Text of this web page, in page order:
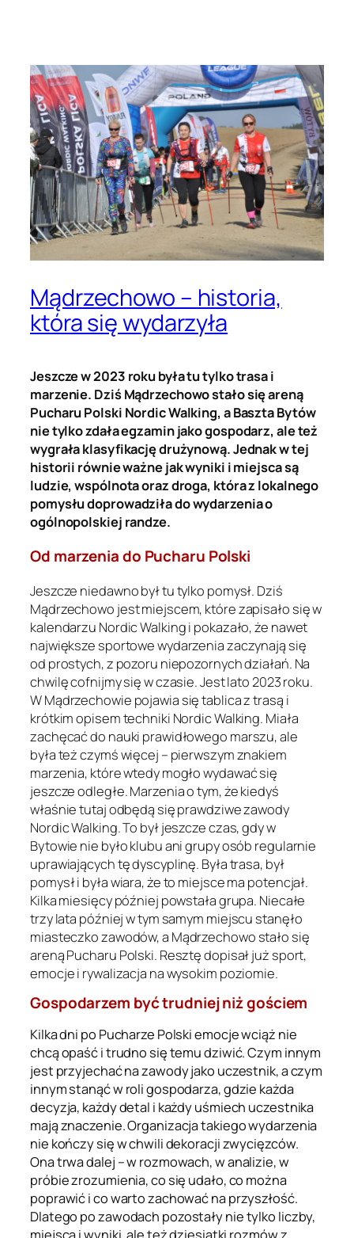
treści
Mądrzechowo – historia,
która się wydarzyła
Jeszcze w 2023 roku była tu tylko trasa i
marzenie. Dziś Mądrzechowo stało się areną
Pucharu Polski Nordic Walking, a Baszta Bytów
nie tylko zdała egzamin jako gospodarz, ale też
wygrała klasyfikację drużynową. Jednak w tej
historii równie ważne jak wyniki i miejsca są
ludzie, wspólnota oraz droga, która z lokalnego
pomysłu doprowadziła do wydarzenia o
ogólnopolskiej randze.
Od marzenia do Pucharu Polski
Jeszcze niedawno był tu tylko pomysł. Dziś
Mądrzechowo jest miejscem, które zapisało się w
kalendarzu Nordic Walking i pokazało, że nawet
największe sportowe wydarzenia zaczynają się
od prostych, z pozoru niepozornych działań. Na
chwilę cofnijmy się w czasie. Jest lato 2023 roku.
W Mądrzechowie pojawia się tablica z trasą i
krótkim opisem techniki Nordic Walking. Miała
zachęcać do nauki prawidłowego marszu, ale
była też czymś więcej – pierwszym znakiem
marzenia, które wtedy mogło wydawać się
jeszcze odległe. Marzenia o tym, że kiedyś
właśnie tutaj odbędą się prawdziwe zawody
Nordic Walking. To był jeszcze czas, gdy w
Bytowie nie było klubu ani grupy osób regularnie
uprawiających tę dyscyplinę. Była trasa, był
pomysł i była wiara, że to miejsce ma potencjał.
Kilka miesięcy później powstała grupa. Niecałe
trzy lata później w tym samym miejscu stanęło
miasteczko zawodów, a Mądrzechowo stało się
areną Pucharu Polski. Resztę dopisał już sport,
emocje i rywalizacja na wysokim poziomie.
Gospodarzem być trudniej niż gościem
Kilka dni po Pucharze Polski emocje wciąż nie
chcą opaść i trudno się temu dziwić. Czym innym
jest przyjechać na zawody jako uczestnik, a czym
innym stanąć w roli gospodarza, gdzie każda
decyzja, każdy detal i każdy uśmiech uczestnika
mają znaczenie. Organizacja takiego wydarzenia
nie kończy się w chwili dekoracji zwycięzców.
Ona trwa dalej – w rozmowach, w analizie, w
próbie zrozumienia, co się udało, co można
poprawić i co warto zachować na przyszłość.
Dlatego po zawodach pozostały nie tylko liczby,
miejsca i wyniki, ale też dziesiątki rozmów z